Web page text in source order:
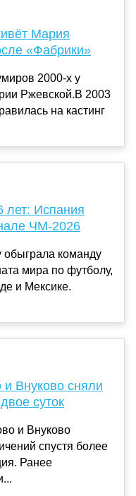
Мария
«Фабрики»
2000-х у
Ржевской.В 2003
на кастинг
лет: Испания
ЧМ-2026
команду
мира по футболу,
и Мексике.
Внуково сняли
суток
и Внуково
спустя более
Ранее